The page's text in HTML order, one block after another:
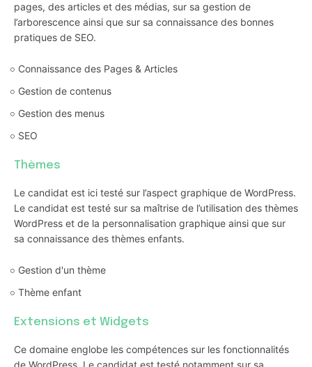
pages, des articles et des médias, sur sa gestion de
l’arborescence ainsi que sur sa connaissance des bonnes
pratiques de SEO.
Connaissance des Pages & Articles
Gestion de contenus
Gestion des menus
SEO
Thèmes
Le candidat est ici testé sur l’aspect graphique de WordPress.
Le candidat est testé sur sa maîtrise de l’utilisation des thèmes
WordPress et de la personnalisation graphique ainsi que sur
sa connaissance des thèmes enfants.
Gestion d'un thème
Thème enfant
Extensions et Widgets
Ce domaine englobe les compétences sur les fonctionnalités
de WordPress. Le candidat est testé notamment sur sa